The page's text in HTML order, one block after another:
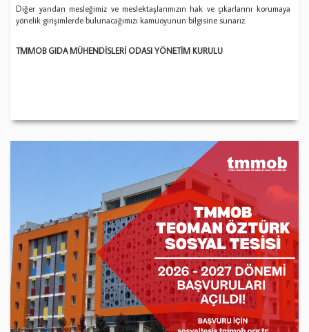
Diğer yandan mesleğimiz ve meslektaşlarımızın hak ve çıkarlarını korumaya
yönelik girişimlerde bulunacağımızı kamuoyunun bilgisine sunarız.
TMMOB GIDA MÜHENDİSLERİ ODASI YÖNETİM KURULU